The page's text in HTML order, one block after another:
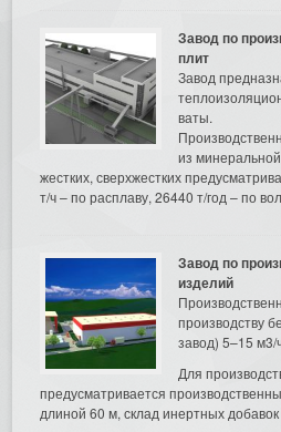
Завод по
плит
Завод
ваты.
из
жестких, сверхжестких
т/ч – по расплаву, 26440 т/год – по
Завод по
изделий
производству
завод) 5–15 м3/
Для
предусматривается
длиной 60 м, склад инертных